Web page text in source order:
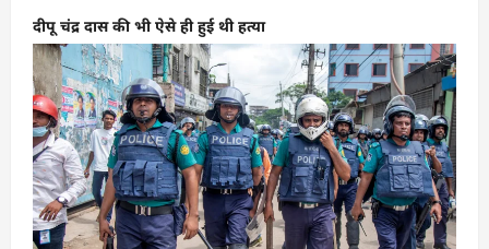
दीपू चंद्र दास की भी ऐसे ही हुई थी हत्या